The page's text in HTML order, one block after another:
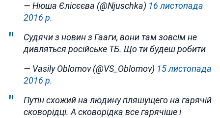
— Нюша Єлісєєва (@Njuschka) 16 листопада
2016 р.
Судячи з новин з Гааги, вони там зовсім не
дивляться російське ТБ. Що ти будеш робити
— Vasily Oblomov (@VS_Oblomov) 15 листопада
2016 р.
Путін схожий на людину пляшущего на гарячій
сковорідці. А сковорідка все гарячіше і